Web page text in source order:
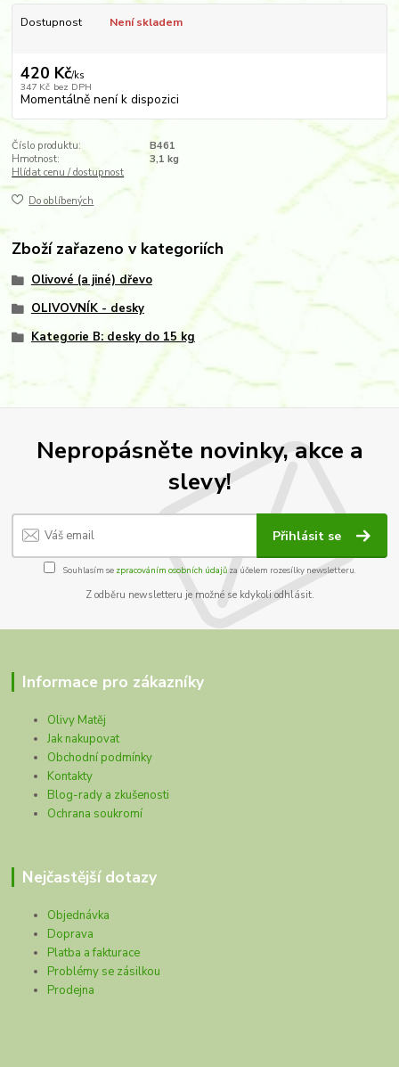
Dostupnost Není skladem
420 Kč/ks
347 Kč bez DPH
Momentálně není k dispozici
Číslo produktu:
B461
Hmotnost:
3,1 kg
Hlídat cenu / dostupnost
Do oblíbených
Zboží zařazeno v kategoriích
Olivové (a jiné) dřevo
OLIVOVNÍK - desky
Kategorie B: desky do 15 kg
Nepropásněte novinky, akce a
slevy!
Přihlásit se
Souhlasím se zpracováním osobních údajůza účelem rozesílky newsletteru.
Z odběru newsletteru je možné se kdykoli odhlásit.
Informace pro zákazníky
Olivy Matěj
Jak nakupovat
Obchodní podmínky
Kontakty
Blog-rady a zkušenosti
Ochrana soukromí
Nejčastější dotazy
Objednávka
Doprava
Platba a fakturace
Problémy se zásilkou
Prodejna